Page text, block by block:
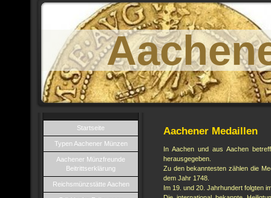
Startseite
Typen Aachener Münzen
Aachener Münzfreunde
Beitrittserklärung
Reichsmünzstätte Aachen
Aachener Medaillen
In Aachen und aus Aachen
herausgegeben.
Zu den bekanntesten zählen die
dem Jahr 1748.
Im 19. und 20. Jahrhundert folgten